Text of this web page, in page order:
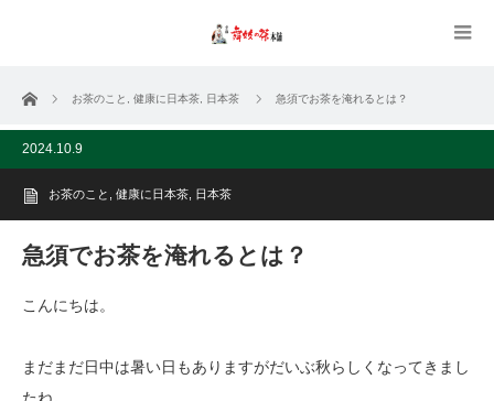
ホーム お茶のこと 健康に日本茶 日本茶 急須でお茶を淹れるとは？
2024.10.9
お茶のこと 健康に日本茶 日本茶
急須でお茶を淹れるとは？
こんにちは。
まだまだ日中は暑い日もありますがだいぶ秋らしくなってきまし